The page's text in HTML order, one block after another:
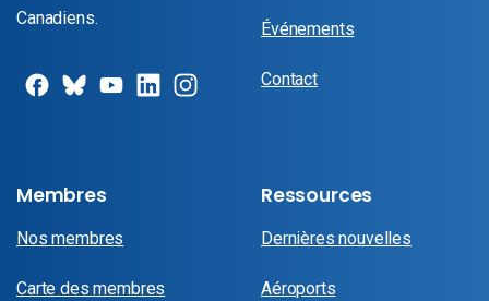
Canadiens.
Événements
Contact
Membres
Nos membres
Carte des membres
Ressources
Dernières nouvelles
Aéroports